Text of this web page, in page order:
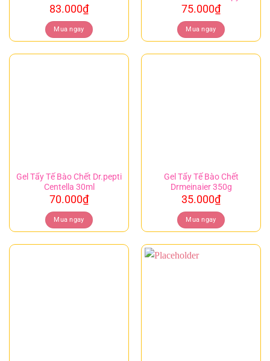
83.000₫
Mua ngay
75.000₫
Mua ngay
Gel Tẩy Tế Bào Chết Dr.pepti
Centella 30ml
70.000₫
Mua ngay
Gel Tẩy Tế Bào Chết
Drmeinaier 350g
35.000₫
Mua ngay